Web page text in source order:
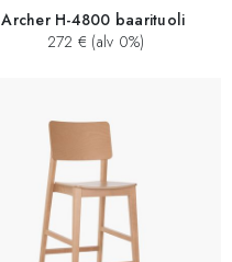
Archer H-4800 baarituoli
272 € (alv 0%)